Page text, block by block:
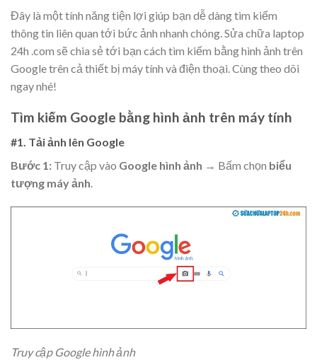
Đây là một tính năng tiện lợi giúp bạn dễ dàng tìm kiếm
thông tin liên quan tới bức ảnh nhanh chóng. Sửa chữa laptop
24h .com sẽ chia sẻ tới bạn cách tìm kiếm bằng hình ảnh trên
Google trên cả thiết bị máy tính và điện thoại. Cùng theo dõi
ngay nhé!
Tìm kiếm Google bằng hình ảnh trên máy tính
#1. Tải ảnh lên Google
Bước 1: Truy cập vào Google hình ảnh → Bấm chọn biểu
tượng máy ảnh.
Truy cập Google hình ảnh